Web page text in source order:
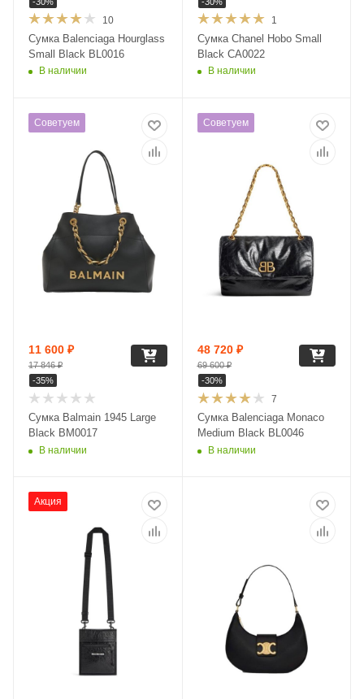
10
Сумка Balenciaga Hourglass
Small Black BL0016
В наличии
1
Сумка Chanel Hobo Small
Black CA0022
В наличии
Советуем
Сумка Balmain 1945 Large
Black BM0017
В наличии
11 600 ₽
17 846₽
-35%
Советуем
7
Сумка Balenciaga Monaco
Medium Black BL0046
В наличии
48 720₽
69 600₽
-30%
Акция